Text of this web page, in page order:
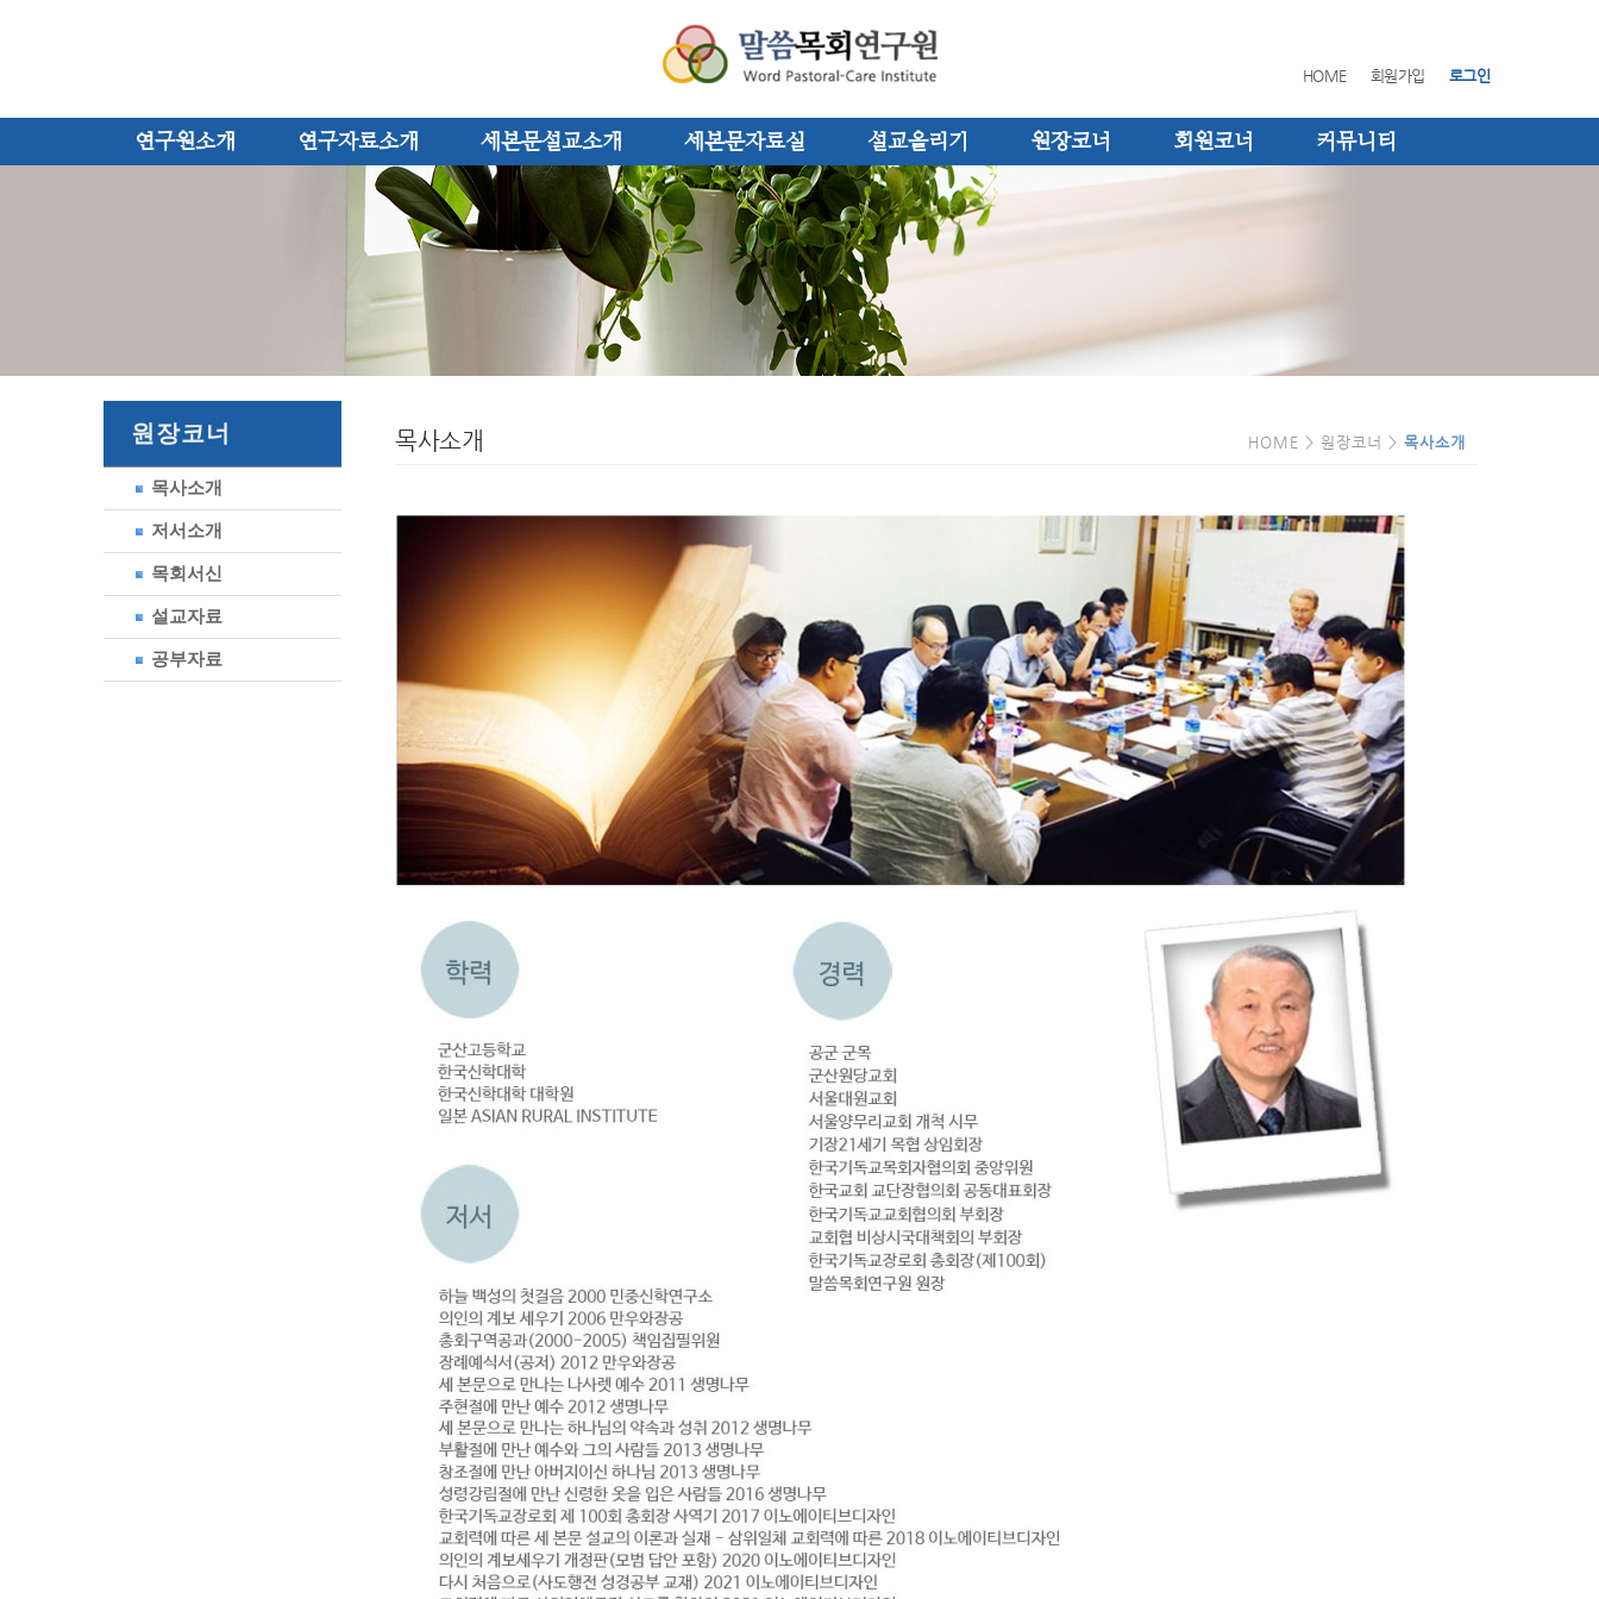
HOME 회원가입 로그인
연구원소개 연구자료소개 세본문설교소개 세본문자료실 설교올리기 원장코너 회원코너 커뮤니티
원장코너
목사소개
저서소개
목회서신
설교자료
공부자료
목사소개 HOME > 원장코너 > 목사소개